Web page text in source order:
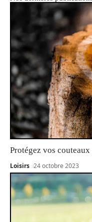
Protégez vos
Loisirs 24 octobre 2023